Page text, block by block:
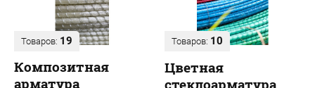
Товаров: 19
Композитная
арматура
Товаров: 10
Цветная
стеклоарматура